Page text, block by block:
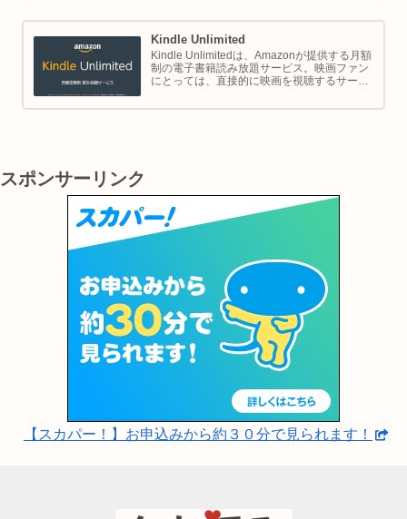
Kindle Unlimited
Kindle Unlimitedは、Amazonが提供する月額
制の電子書籍読み放題サービス。映画ファン
にとっては、直接的に映画を視聴するサービ
理解し、楽しむための間接的なツールとして
スポンサーリンク
【スカパー！】お申込みから約３０分で見られます！